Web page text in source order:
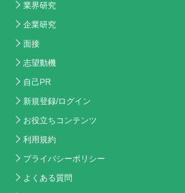
業界研究
企業研究
面接
志望動機
自己PR
新規登録/ログイン
お役立ちコンテンツ
利用規約
プライバシーポリシー
よくある質問